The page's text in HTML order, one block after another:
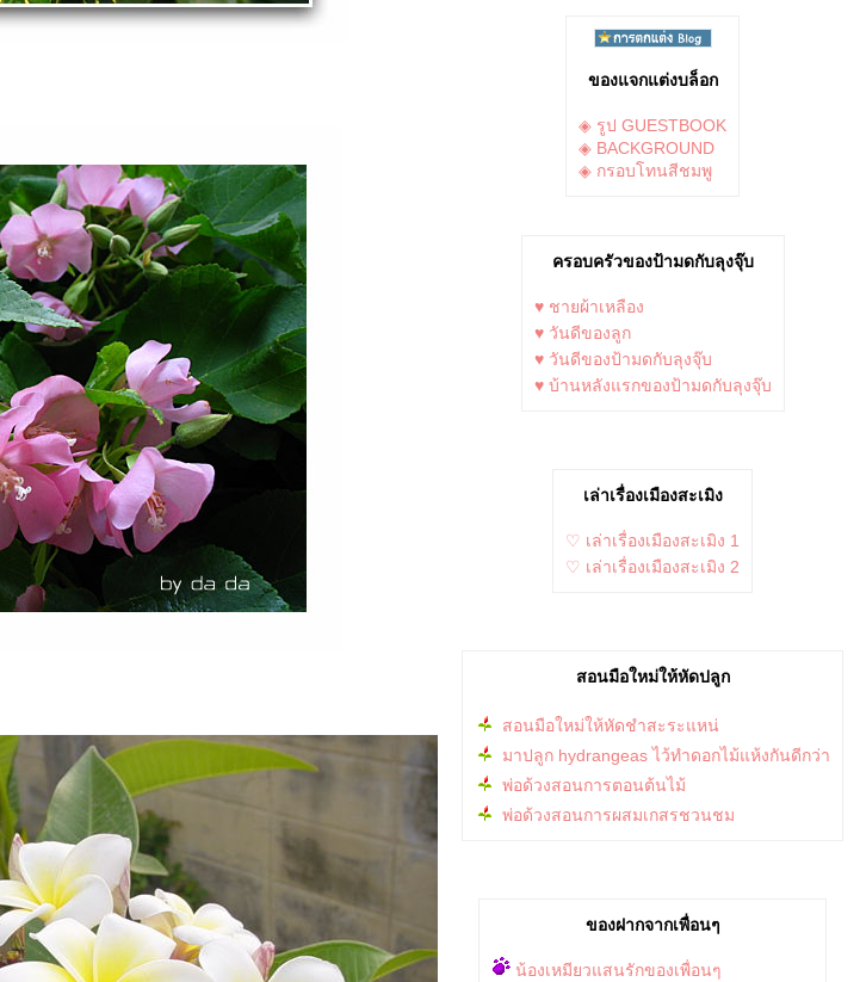
ของแจกแต่งบล็อก
◈ รูป GUESTBOOK
◈ BACKGROUND
◈ กรอบโทนสีชมพู
ครอบครัวของป้ามดกับลุงจุ๊บ
♥ ชายผ้าเหลือง
♥ วันดีของลูก
♥ วันดีของป้ามดกับลุงจุ๊บ
♥ บ้านหลังแรกของป้ามดกับลุงจุ๊บ
เล่าเรื่องเมืองสะเมิง
♡ เล่าเรื่องเมืองสะเมิง 1
♡ เล่าเรื่องเมืองสะเมิง 2
สอนมือใหม่ให้หัดปลูก
สอนมือใหม่ให้หัดชำสะระแหน่
มาปลูก hydrangeas ไว้ทำดอกไม้แห้งกันดีกว่า
พ่อด้วงสอนการตอนต้นไม้
พ่อด้วงสอนการผสมเกสรชวนชม
ของฝากจากเพื่อนๆ
น้องเหมียวแสนรักของเพื่อนๆ